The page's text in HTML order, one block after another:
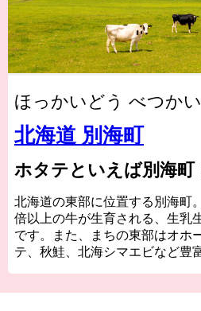
ほっかいどう べつか
北海道 別海町
ホタテといえば別海町
北海道の東部に位置する別海町
倍以上の牛が生育される、生乳
です。また、まちの東部はオホ
テ、秋鮭、北海シマエビなど豊